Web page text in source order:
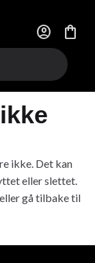
account_circle
shopping_bag
ikke. Det kan
eller slettet.
gå tilbake til